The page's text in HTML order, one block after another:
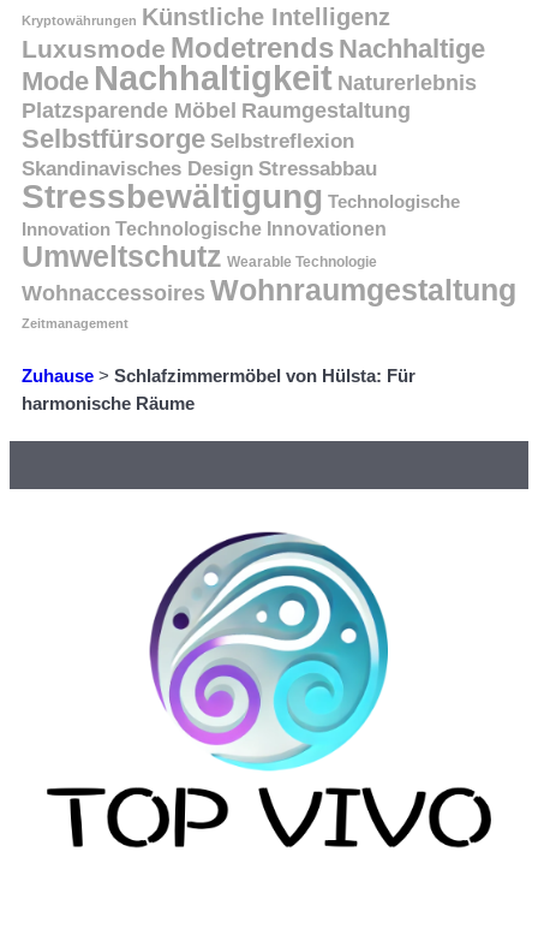
Kryptowährungen Künstliche Intelligenz
Luxusmode Modetrends Nachhaltige
Mode Nachhaltigkeit Naturerlebnis
Platzsparende Möbel Raumgestaltung
Selbstfürsorge Selbstreflexion
Skandinavisches Design Stressabbau
Stressbewältigung Technologische
Innovation Technologische Innovationen
Umweltschutz Wearable Technologie
Wohnaccessoires Wohnraumgestaltung
Zeitmanagement
Zuhause > Schlafzimmermöbel von Hülsta: Für
harmonische Räume